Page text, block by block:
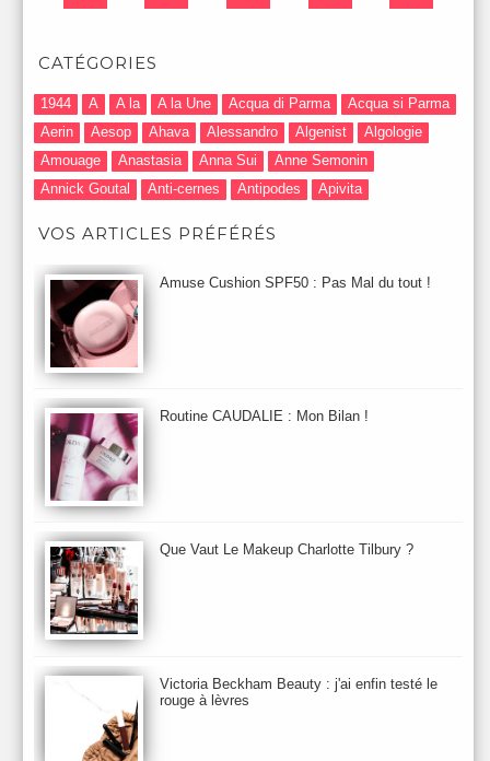
CATÉGORIES
1944 A A la A la Une Acqua di Parma
Acqua si Parma
Aerin
Aesop Ahava Alessandro Algenist
Algologie
Amouage
Anastasia Anna Sui
Anne Semonin
Annick Goutal
Anti-cernes Antipodes
Apivita
Aurelia London
Aurelia Probiotic
AUTOMNE 2012
Automne 2013
Baija
Bain
BB et CC Crème
Beauty Relooking
Bio Mécanique du Vieillissement
Bioderma
Bioeffect
Biolage
Biotherm
Botanicals
Botimyst
Burberry
By Terry
chantecaille
Christophe Robin
CK Clarins Clarisonic
Cle de Peau
Clean Skin care
collection maquillage printemps 2011
Collections Maquillage ETE 2011
Crème & Sérum
Démaquillant & Nettoyant
Dermalogica
Dolce & Gabbana
Dr. Renaud
Ecrinal
VOS ARTICLES PRÉFÉRÉS
Amuse Cushion SPF50 : Pas Mal du tout !
Routine CAUDALIE : Mon Bilan !
Que Vaut Le Makeup Charlotte Tilbury ?
Victoria Beckham Beauty : j'ai enfin testé le
rouge à lèvres